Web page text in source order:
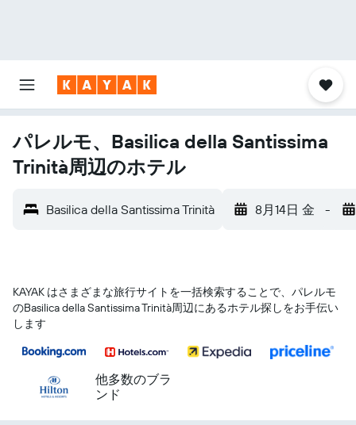
パレルモ、Basilica della Santissima
Trinità周辺のホテル
Basilica della Santissima Trinità 8月14日 金 -
KAYAK はさまざまな旅行サイトを一括検索することで、パレルモ​
のBasilica della Santissima Trinità​周辺にあるホテル探しをお手伝い
します
他多数のブラ
ンド